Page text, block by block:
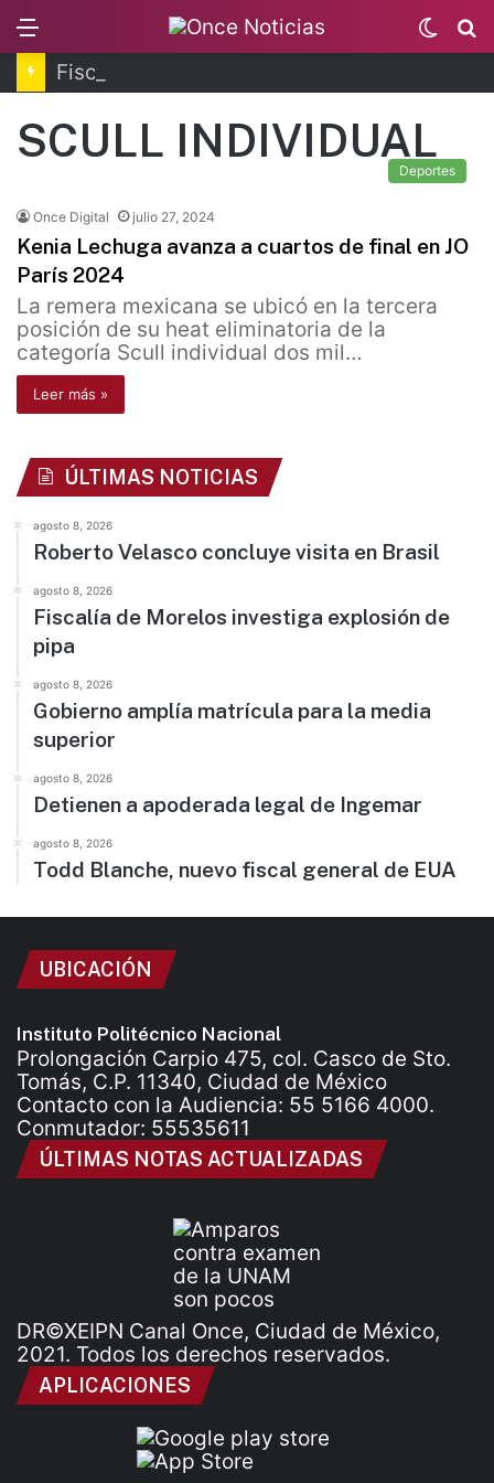
Switch
skin
SCULL INDIVIDUAL
Deportes
Once Digital julio 27, 2024
Kenia Lechuga avanza a cuartos de final en JO
París 2024
La remera mexicana se ubicó en la tercera
posición de su heat eliminatoria de la
categoría Scull individual dos mil…
Leer más »
ÚLTIMAS NOTICIAS
agosto 8, 2026
Roberto Velasco concluye visita en Brasil
agosto 8, 2026
Fiscalía de Morelos investiga explosión de
pipa
agosto 8, 2026
Gobierno amplía matrícula para la media
superior
agosto 8, 2026
Detienen a apoderada legal de Ingemar
agosto 8, 2026
Todd Blanche, nuevo fiscal general de EUA
UBICACIÓN
Instituto Politécnico Nacional
Prolongación Carpio 475, col. Casco de Sto.
Tomás, C.P. 11340, Ciudad de México
Contacto con la Audiencia: 55 5166 4000.
Conmutador: 55535611
ÚLTIMAS NOTAS ACTUALIZADAS
DR©XEIPN Canal Once, Ciudad de México,
2021. Todos los derechos reservados.
APLICACIONES